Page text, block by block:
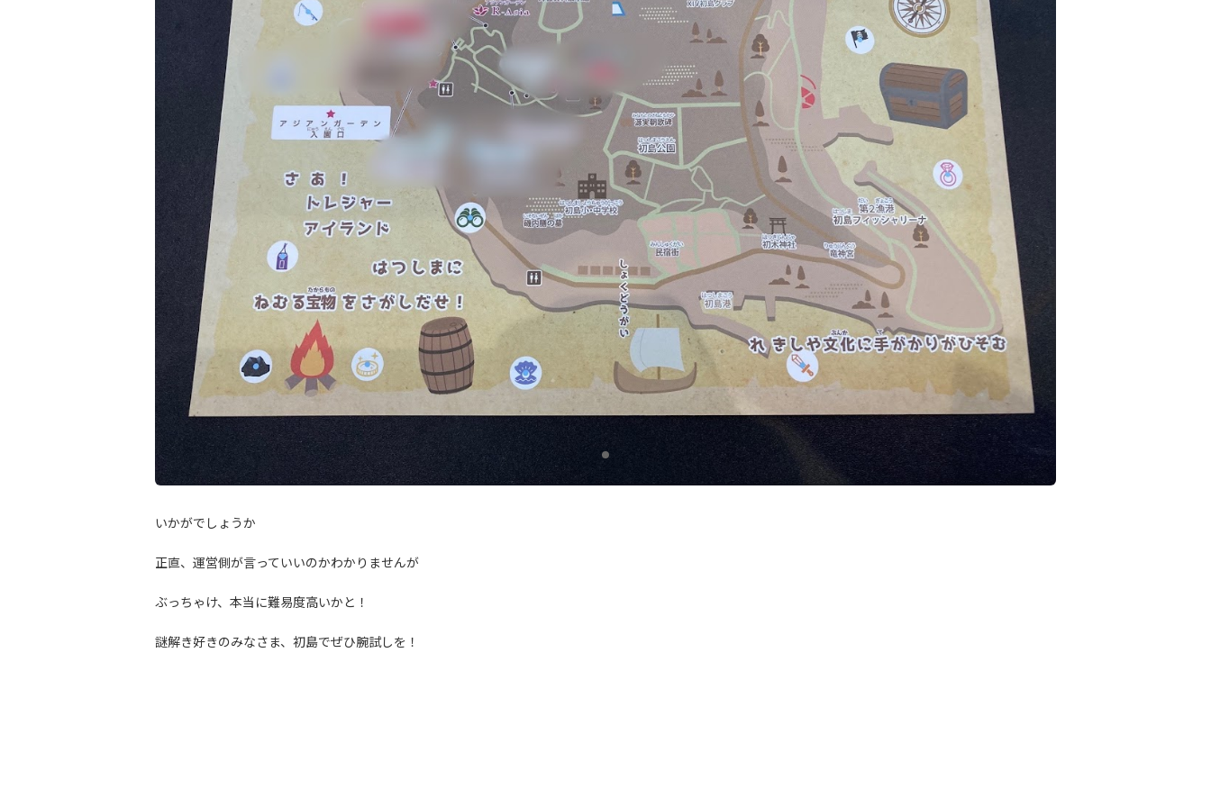
いかがでしょうか
正直、運営側が言っていいのかわかりませんが
ぶっちゃけ、本当に難易度高いかと！
謎解き好きのみなさま、初島でぜひ腕試しを！